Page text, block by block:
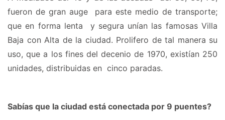
fueron de gran auge para este medio de transporte;
que en forma lenta y segura unían las famosas Villa
Baja con Alta de la ciudad. Prolifero de tal manera su
uso, que a los fines del decenio de 1970, existían 250
unidades, distribuidas en cinco paradas.
Sabías que la ciudad está conectada por 9 puentes?